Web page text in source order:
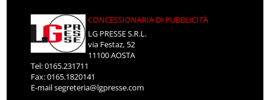
CONCESSIONARIA DI PUBBLICITÀ
LG PRESSE S.R.L.
via Festaz, 52
11100 AOSTA
Tel: 0165.231711
Fax: 0165.1820141
E-mailsegreteria@lgpresse.com